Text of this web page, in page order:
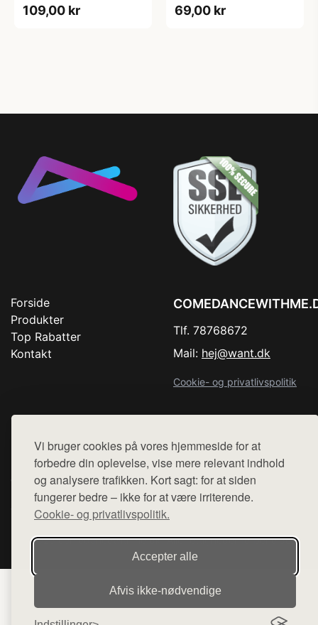
Vi bruger cookies på vores hjemmeside for at
forbedre din oplevelse, vise mere relevant indhold
og analysere trafikken. Kort sagt: for at siden
fungerer bedre – ikke for at være irriterende.
Cookie- og privatlivspolitik.
Accepter alle
Afvis ikke‑nødvendige
109,00 kr 69,00 kr
Forside
Produkter
Top Rabatter
Kontakt
Tlf. 78768672
Mail: hej@want.dk
Cookie- og privatlivspolitik
Denne side er en del af want.dk, der udgiver en række
hjemmesider med præsentation af forskellige produkter fra
diverse webshops. Der sælges ikke varer fra denne side - vi
henviser til de shops, som sælger varen. Vi har heller ikke
varerne på lager.
© 2026 comedancewithme.dk. Alle rettigheder forbeholdes.